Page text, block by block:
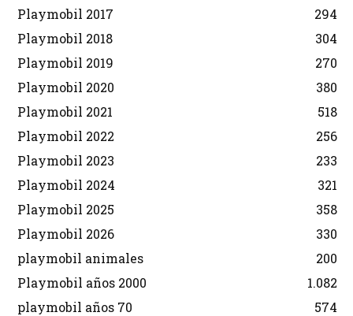
Playmobil 2017
294
Playmobil 2018
304
Playmobil 2019
270
Playmobil 2020
380
Playmobil 2021
518
Playmobil 2022
256
Playmobil 2023
233
Playmobil 2024
321
Playmobil 2025
358
Playmobil 2026
330
playmobil animales
200
Playmobil años 2000
1.082
playmobil años 70
574